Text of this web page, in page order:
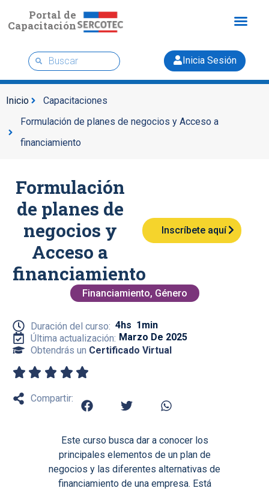
Portal de
Capacitación
Inicia Sesión
Inicio
Capacitaciones
Formulación de planes de negocios y Acceso a
financiamiento
Formulación
de planes de
negocios y
Acceso a
financiamiento
Inscríbete aquí
Financiamiento, Género
Duración del curso: 4hs 1min
Última actualización: Marzo De 2025
Obtendrás un Certificado Virtual
Compartir:
Este curso busca dar a conocer los
principales elementos de un plan de
negocios y las diferentes alternativas de
financiamiento de una empresa. Está